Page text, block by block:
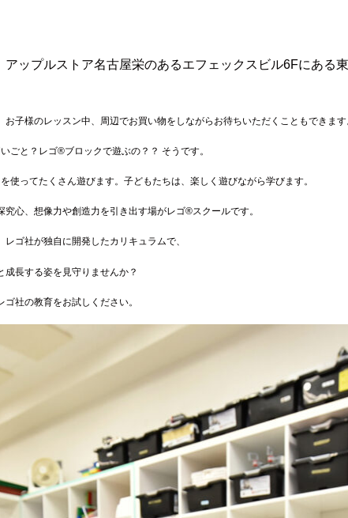
ップルストア名古屋栄のあるエフェックスビル6Fにある
子様のレッスン中、周辺でお買い物をしながらお待ちいただくこともできます
ごと？レゴ®ブロックで遊ぶの？？ そうです。
使ってたくさん遊びます。子どもたちは、楽しく遊びながら学びます。
究心、想像力や創造力を引き出す場がレゴ®スクールです。
ゴ社が独自に開発したカリキュラムで、
長する姿を見守りませんか？
社の教育をお試しください。